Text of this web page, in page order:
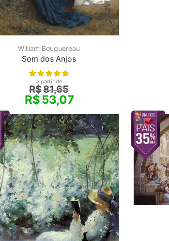
William Bouguereau
Som dos Anjos
A partir de
R$81,65
R$53,07